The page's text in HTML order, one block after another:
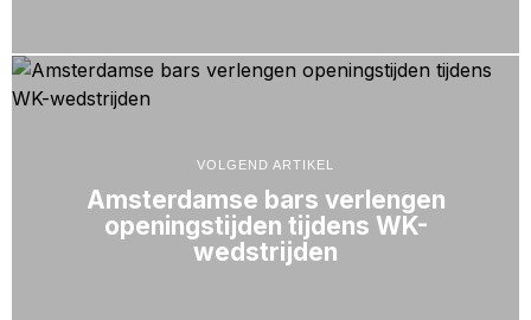
VOLGEND ARTIKEL
Amsterdamse bars verlengen
openingstijden tijdens WK-
wedstrijden